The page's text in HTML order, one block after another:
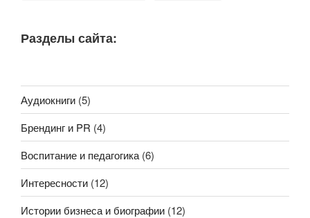
Разделы сайта:
Аудиокниги (5)
Брендинг и PR (4)
Воспитание и педагогика (6)
Интересности (12)
Истории бизнеса и биографии (12)